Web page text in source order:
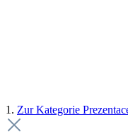
1. Zur Kategorie